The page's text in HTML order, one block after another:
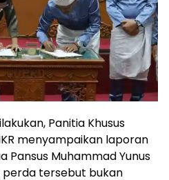
Panitia Khusus
menyampaikan laporan
Pansus Muhammad Yunus
perda tersebut bukan